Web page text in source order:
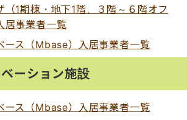
（1期棟・地下1階、３階～６階オフ
居事業者一覧
ース（Mbase）入居事業者一覧
ーション施設
ース（Mbase）入居事業者一覧